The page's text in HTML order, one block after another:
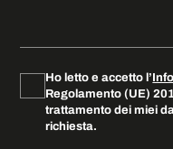
Ho letto e accetto l’
Regolamento (UE)
trattamento dei miei
richiesta.